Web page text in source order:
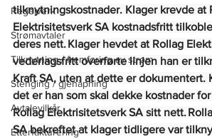
Regelverk
Strømavtaler
Tilknytning / fremføring av strøm
Stenging / gjenåpning
Avtalevilkår
Etterfakturering
tilknytningskostnader. Klager krevde at
Elektrisitetsverk SA kostnadsfritt
deres nett. Klager hevdet at Rollag
vederlagsfritt overførte linjen han er
Kraft SA, uten at dette er dokumentert.
det er han som skal dekke kostnader
Rollag Elektrisitetsverk SA sitt nett.
SA bekreftet at klager tidligere var